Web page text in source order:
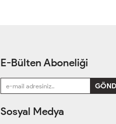
E-Bülten Aboneliği
Sosyal Medya